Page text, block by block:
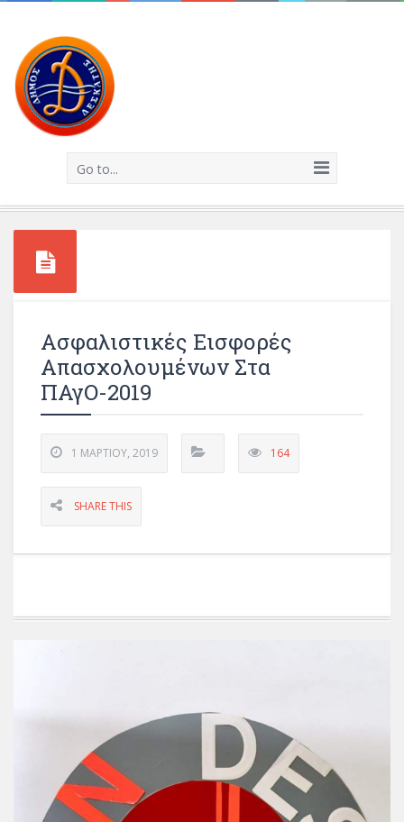
Go to...
Ασφαλιστικές Εισφορές
Απασχολουμένων Στα
ΠΑγΟ-2019
1 ΜΑΡΤΊΟΥ, 2019 164
SHARE THIS